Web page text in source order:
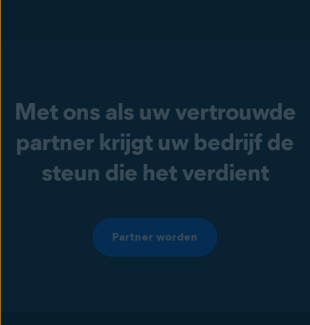
Met ons als uw vertrouwde
partner krijgt uw bedrijf de
steun die het verdient
Partner worden